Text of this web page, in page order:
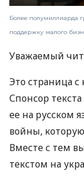
Более полумиллиарда
поддержку малого
Уважаемый
Это страница
Спонсор
ее на русском
войны,
Вместе с тем
текстом на